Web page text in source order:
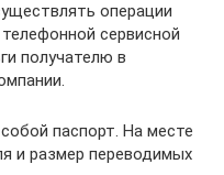
операции
сервисной
получателю в
паспорт. На месте
и размер переводимых